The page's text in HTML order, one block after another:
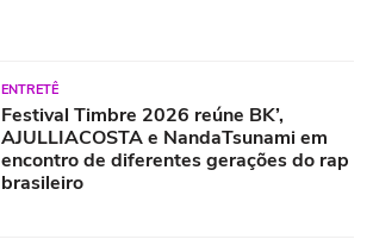
ENTRETÊ
Festival Timbre 2026 reúne BK’,
AJULLIACOSTA e NandaTsunami em
encontro de diferentes gerações do rap
brasileiro